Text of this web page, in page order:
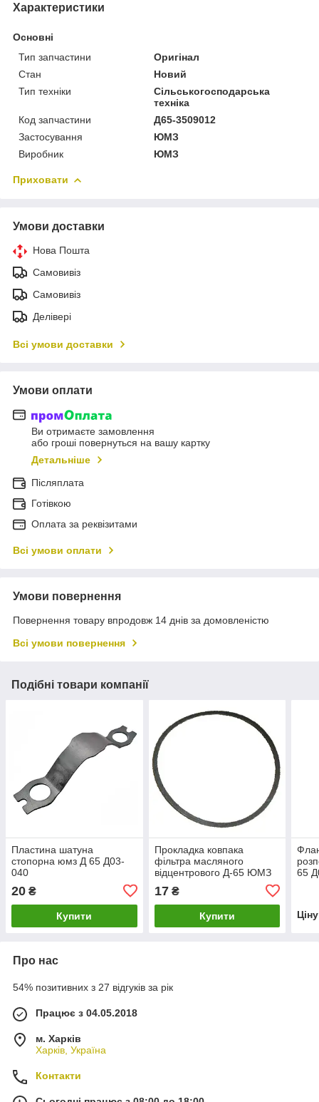
Характеристики
Основні
Тип запчастини
Оригінал
Стан
Новий
Тип техніки
Сільськогосподарська
техніка
Код запчастини
Д65-3509012
Застосування
ЮМЗ
Виробник
ЮМЗ
Приховати
Умови доставки
Нова Пошта
Самовивіз
Самовивіз
Делівері
Всі умови доставки
Умови оплати
Ви отримаєте замовлення
або гроші повернуться на вашу картку
Детальніше
Післяплата
Готівкою
Оплата за реквізитами
Всі умови оплати
Умови повернення
Повернення товару впродовж 14 днів за домовленістю
Всі умови повернення
Подібні товари компанії
Пластина шатуна
стопорна юмз Д 65 Д03-
040
20 ₴
Купити
Прокладка ковпака
фільтра масляного
відцентрового Д-65 ЮМЗ
17₴
Купити
65
Про нас
54% позитивних з 27 відгуків за рік
Працює з 04.05.2018
м. Харків
Харків, Україна
Контакти